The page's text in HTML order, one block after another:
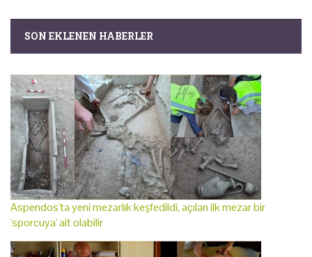
SON EKLENEN HABERLER
Aspendos'ta yeni mezarlık keşfedildi, açılan ilk mezar bir
'sporcuya' ait olabilir